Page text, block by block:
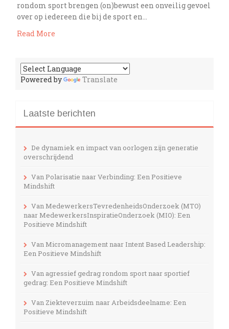
rondom sport brengen (on)bewust een onveilig gevoel
over op iedereen die bij de sport en…
Read More
Powered by Translate
Laatste berichten
De dynamiek en impact van oorlogen zijn generatie
overschrijdend
Van Polarisatie naar Verbinding: Een Positieve
Mindshift
Van MedewerkersTevredenheidsOnderzoek (MTO)
naar MedewerkersInspiratieOnderzoek (MIO): Een
Positieve Mindshift
Van Micromanagement naar Intent Based Leadership:
Een Positieve Mindshift
Van agressief gedrag rondom sport naar sportief
gedrag: Een Positieve Mindshift
Van Ziekteverzuim naar Arbeidsdeelname: Een
Positieve Mindshift